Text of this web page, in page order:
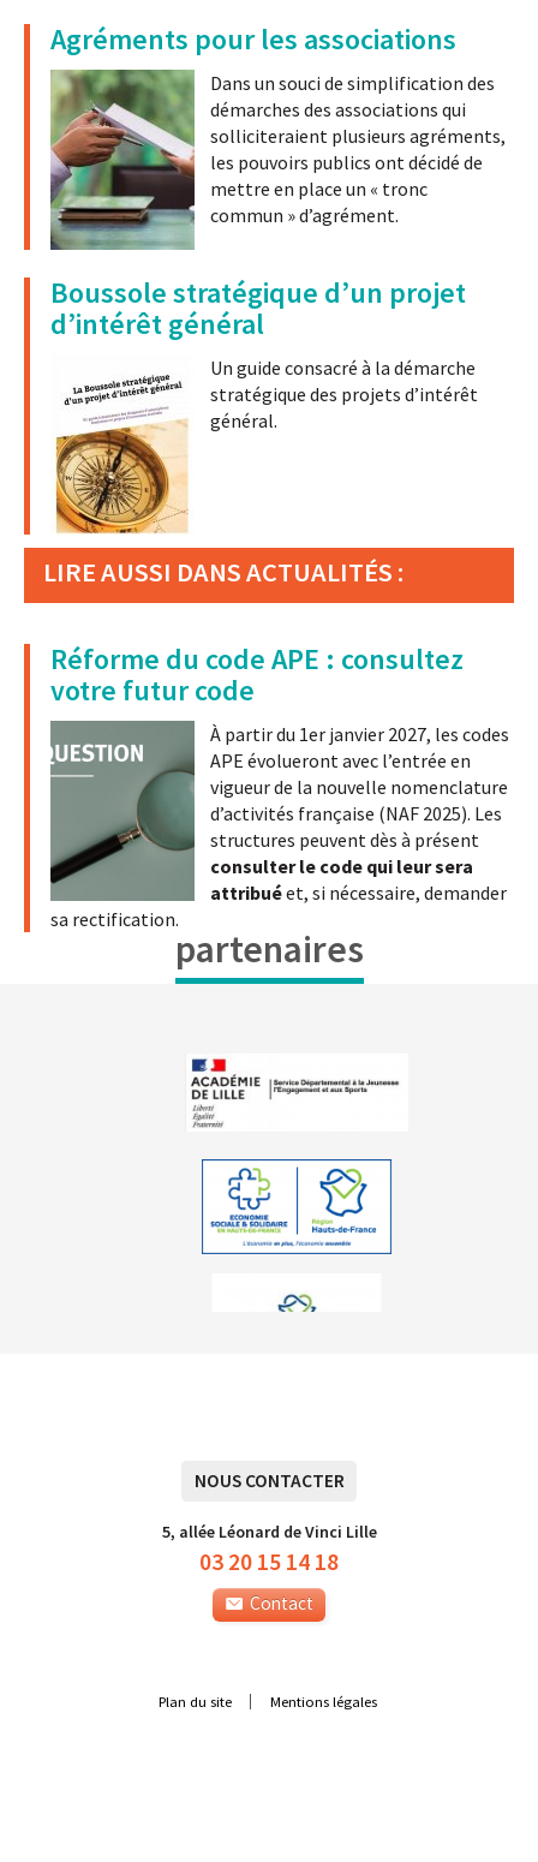
Agréments pour les associations
Dans un souci de simplification des
démarches des associations qui
solliciteraient plusieurs agréments,
les pouvoirs publics ont décidé de
mettre en place un « tronc
commun » d’agrément.
Boussole stratégique d’un projet
d’intérêt général
Un guide consacré à la démarche
stratégique des projets d’intérêt
général.
LIRE AUSSI DANS ACTUALITÉS :
Réforme du code APE : consultez
votre futur code
À partir du 1er janvier 2027, les codes
APE évolueront avec l’entrée en
vigueur de la nouvelle nomenclature
d’activités française (NAF 2025). Les
structures peuvent dès à présent
consulter le code qui leur sera
attribuéet, si nécessaire, demander
sa rectification.
partenaires
5, allée Léonard de Vinci Lille